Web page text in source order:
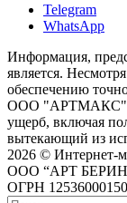
Telegram
WhatsApp
Информация,
является.
обеспечению
ООО "АРТМАКС" не
ущерб, включая
вытекающий из
2026 © Интернет-
ООО “АРТ
ОГРН